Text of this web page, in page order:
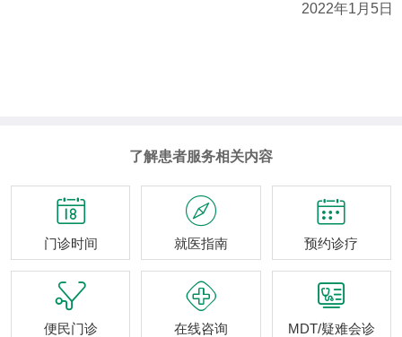
2022年1 月 5日
了解患者服务相关内容

门诊时间

就医指南

预约诊疗

便民门诊

在线咨询

MDT/疑难会诊